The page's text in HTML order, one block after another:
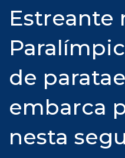
Estreante
de
embarca
nesta